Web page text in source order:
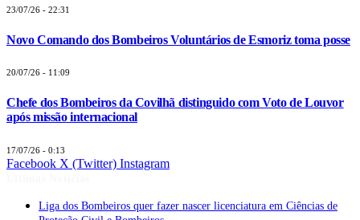
23/07/26 - 22:31
Novo Comando dos Bombeiros Voluntários de Esmoriz toma posse
20/07/26 - 11:09
Chefe dos Bombeiros da Covilhã distinguido com Voto de Louvor
após missão internacional
17/07/26 - 0:13
Facebook X (Twitter) Instagram
Liga dos Bombeiros quer fazer nascer licenciatura em Ciências de